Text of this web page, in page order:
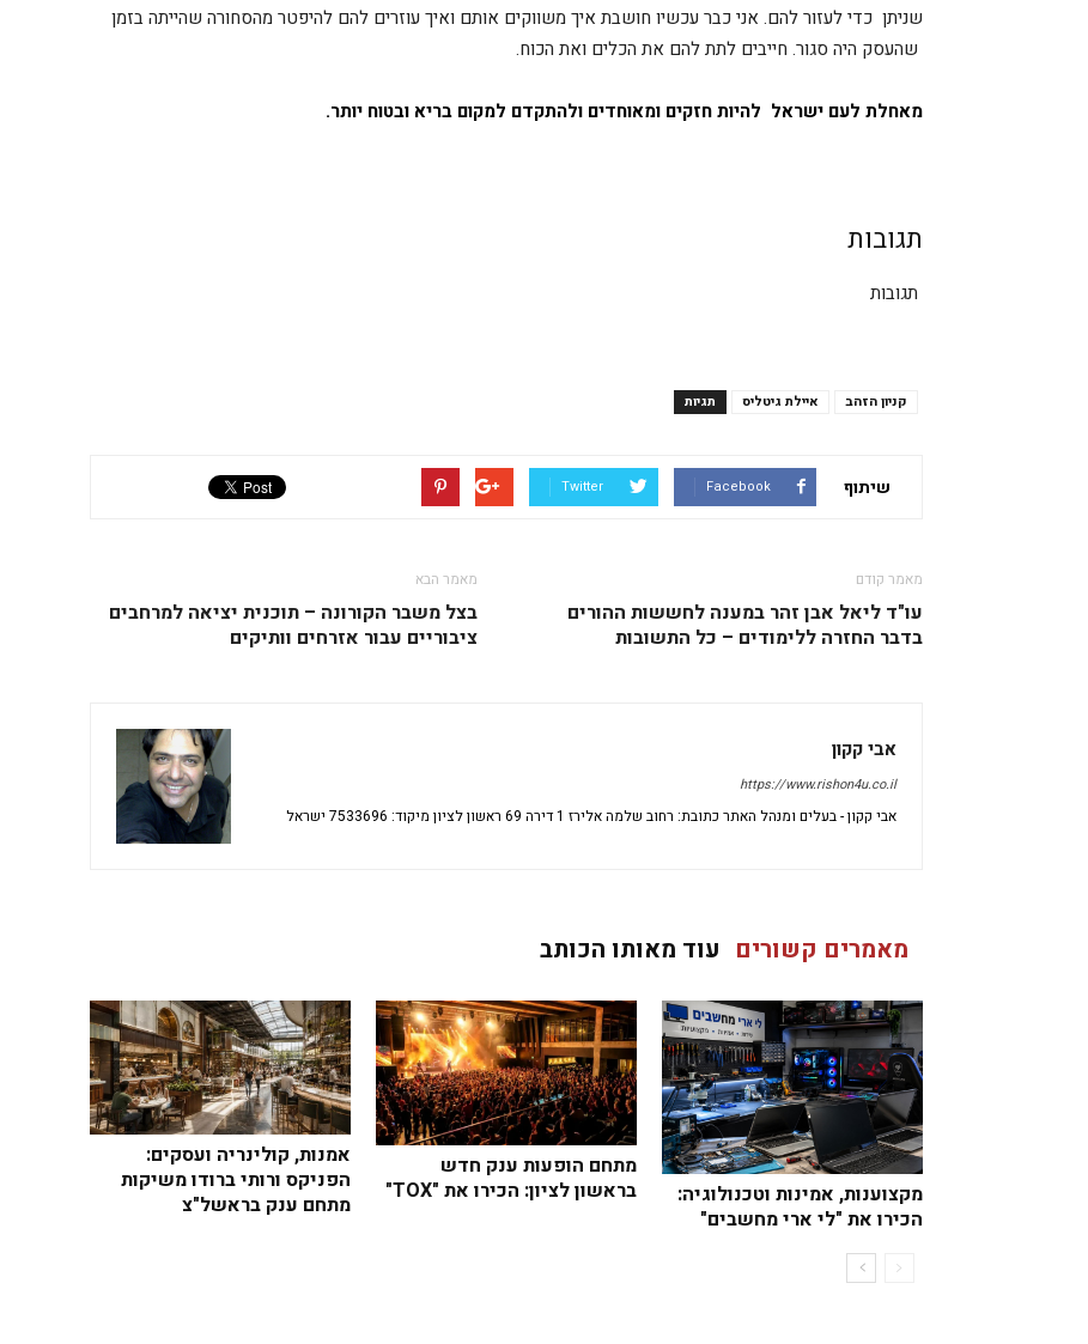
שניתן כדי לעזור להם. אני כבר עכשיו חושבת איך משווקים אותם ואיך עוזרים להם להיפטר מהסחורה שהייתה בזמן
שהעסק היה סגור. חייבים לתת להם את הכלים ואת הכוח.
מאחלת לעם ישראל להיות חזקים ומאוחדים ולהתקדם למקום בריא ובטוח יותר.
תגובות
תגובות
תגיות איילת גיטליס קניון הזהב
שיתוף Facebook
Twitter
מאמר קודם
עו"ד ליאל אבן זהר במענה לחששות ההורים
בדבר החזרה ללימודים – כל התשובות
מאמר הבא
בצל משבר הקורונה – תוכנית יציאה למרחבים
ציבוריים עבור אזרחים וותיקים
אבי קקון
https://www.rishon4u.co.il
אבי קקון - בעלים ומנהל האתר כתובת: רחוב שלמה אלירז 1 דירה 69 ראשון לציון מיקוד: 7533696 ישראל
מאמרים קשורים עוד מאותו הכותב
אמנות, קולינריה ועסקים:
הפניקס ורותי ברודו משיקות
מתחם ענק בראשל"צ
מתחם הופעות ענק חדש
בראשון לציון: הכירו את "TOX"
מקצוענות, אמינות וטכנולוגיה:
הכירו את "לי ארי מחשבים"